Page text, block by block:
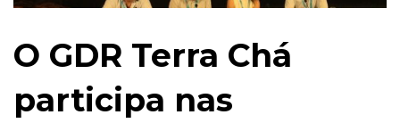
O GDR Terra Chá
participa nas